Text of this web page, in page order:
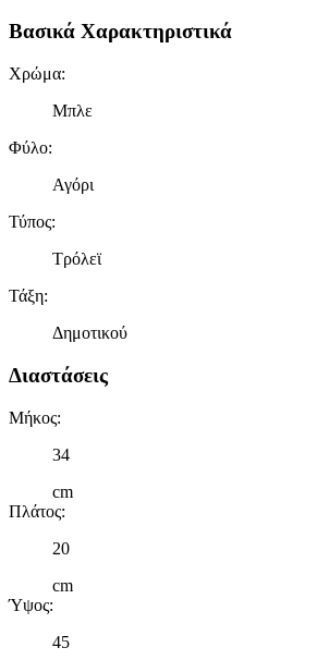
Βασικά Χαρακτηριστικά
Χρώμα:
Μπλε
Φύλο:
Αγόρι
Τύπος:
Τρόλεϊ
Τάξη:
Δημοτικού
Διαστάσεις
Μήκος:
34
cm
Πλάτος:
20
cm
Ύψος:
45